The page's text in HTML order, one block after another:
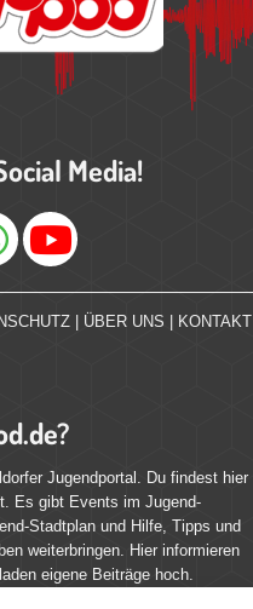
Media!
ÜBER UNS KONTAKT
Jugendportal. Du findest hier
Es gibt Events im Jugend-
Stadtplan und Hilfe, Tipps und
weiterbringen. Hier informieren
eigene Beiträge hoch.